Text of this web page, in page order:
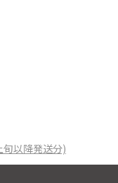
以降発送分)